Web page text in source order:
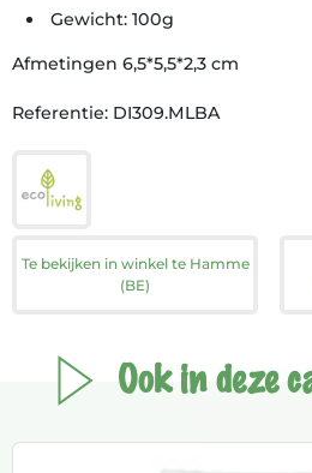
Gewicht: 100g
Afmetingen 6,5*5,5*2,3 cm
Referentie: DI309.MLBA
Te bekijken in winkel te Hamme
(BE)
Ook in deze